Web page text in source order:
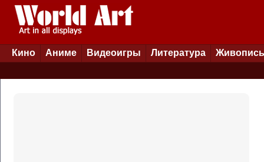
Кино Аниме Видеоигры Литература Живопись